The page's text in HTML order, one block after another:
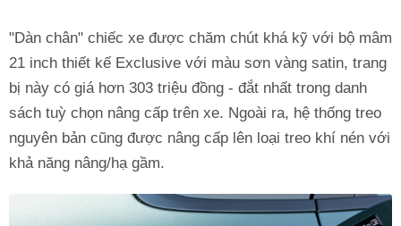
"Dàn chân" chiếc xe được chăm chút khá kỹ với bộ mâm
21 inch thiết kế Exclusive với màu sơn vàng satin, trang
bị này có giá hơn 303 triệu đồng - đắt nhất trong danh
sách tuỳ chọn nâng cấp trên xe. Ngoài ra, hệ thống treo
nguyên bản cũng được nâng cấp lên loại treo khí nén với
khả năng nâng/hạ gầm.